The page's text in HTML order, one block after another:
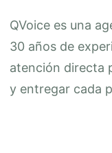
QVoice es una
30 años de
atención directa
y entregar cada